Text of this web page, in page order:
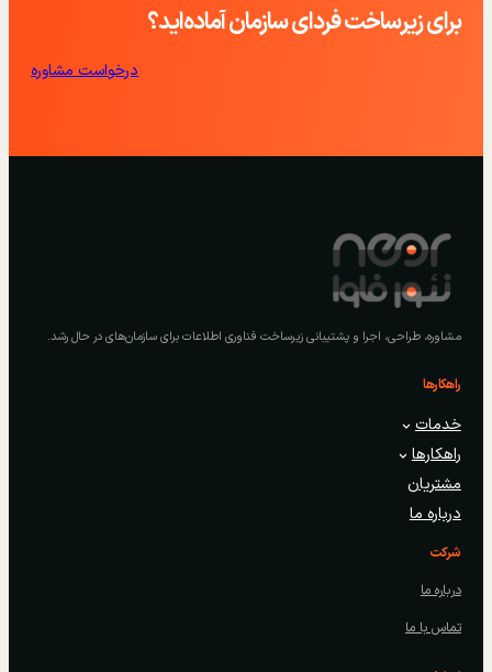
برای زیرساخت فردای سازمان آماده‌اید؟
درخواست مشاوره
مشاوره، طراحی، اجرا و پشتیبانی زیرساخت فناوری اطلاعات برای سازمان‌های در حال رشد.
راهکارها
خدمات
راهکارها
مشتریان
درباره ما
شرکت
درباره ما
تماس با ما